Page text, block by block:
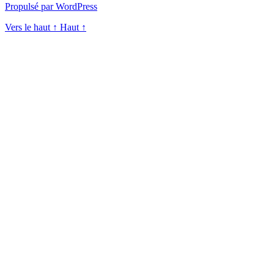
Propulsé par WordPress
Vers le haut ↑ Haut ↑